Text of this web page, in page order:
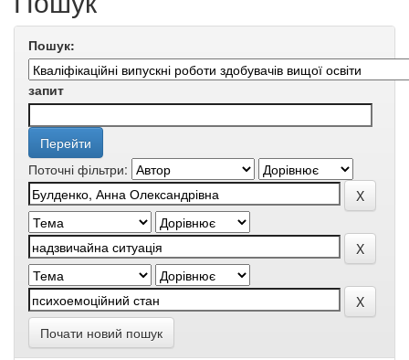
Пошук:
запит
Поточні фільтри:
Почати новий пошук